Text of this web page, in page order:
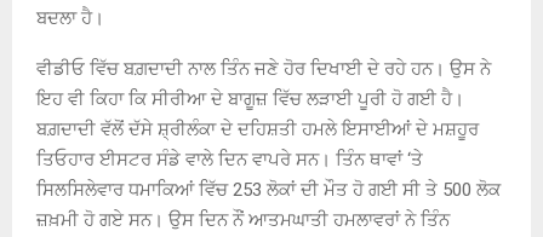
ਬਦਲਾ ਹੈ।
ਵੀਡੀਓ ਵਿੱਚ ਬਗ਼ਦਾਦੀ ਨਾਲ ਤਿੰਨ ਜਣੇ ਹੋਰ ਦਿਖਾਈ ਦੇ ਰਹੇ ਹਨ। ਉਸ ਨੇ
ਇਹ ਵੀ ਕਿਹਾ ਕਿ ਸੀਰੀਆ ਦੇ ਬਾਗੂਜ਼ ਵਿੱਚ ਲੜਾਈ ਪੂਰੀ ਹੋ ਗਈ ਹੈ।
ਬਗ਼ਦਾਦੀ ਵੱਲੋਂ ਦੱਸੇ ਸ਼੍ਰੀਲੰਕਾ ਦੇ ਦਹਿਸ਼ਤੀ ਹਮਲੇ ਇਸਾਈਆਂ ਦੇ ਮਸ਼ਹੂਰ
ਤਿਓਹਾਰ ਈਸਟਰ ਸੰਡੇ ਵਾਲੇ ਦਿਨ ਵਾਪਰੇ ਸਨ। ਤਿੰਨ ਥਾਵਾਂ ‘ਤੇ
ਸਿਲਸਿਲੇਵਾਰ ਧਮਾਕਿਆਂ ਵਿੱਚ 253 ਲੋਕਾਂ ਦੀ ਮੌਤ ਹੋ ਗਈ ਸੀ ਤੇ 500 ਲੋਕ
ਜ਼ਖ਼ਮੀ ਹੋ ਗਏ ਸਨ। ਉਸ ਦਿਨ ਨੌਂ ਆਤਮਘਾਤੀ ਹਮਲਾਵਰਾਂ ਨੇ ਤਿੰਨ